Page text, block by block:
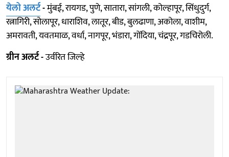
येलो अलर्ट-मुंबई, रायगड, पुणे, सातारा, सांगली, कोल्हापूर, सिंधुदुर्ग,
रत्नागिरी, सोलापूर, धाराशिव, लातूर, बीड, बुलढाणा, अकोला, वाशीम,
अमरावती, यवतमाळ, वर्धा, नागपूर, भंडारा, गोंदिया, चंद्रपूर, गडचिरोली.
ग्रीन अलर्ट -उर्वरित जिल्हे